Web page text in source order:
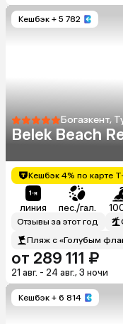
Кешбэк + 5 782
Богазкент,
Belek Beach
Кешбэк 4% по карте
линия пес./гал.
Отзывы за этот год
Пляж с «Голубым
от 289 111 ₽
21 авг. - 24 авг., 3 ночи
Кешбэк + 6 814